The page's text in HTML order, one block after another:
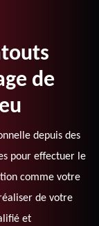
de
depuis des
pour effectuer le
comme votre
de votre
et